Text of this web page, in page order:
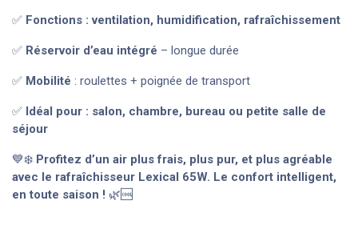
✅ Fonctions : ventilation, humidification, rafraîchissement
✅ Réservoir d’eau intégré – longue durée
✅ Mobilité : roulettes + poignée de transport
✅ Idéal pour : salon, chambre, bureau ou petite salle de
séjour
💙❄️ Profitez d’un air plus frais, plus pur, et plus agréable
avec le rafraîchisseur Lexical 65W. Le confort intelligent,
en toute saison ! 🌿🆒